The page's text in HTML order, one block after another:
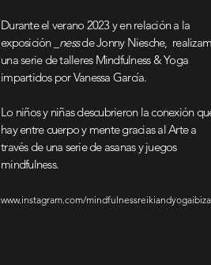
Durante el verano 2023 y en relación a la
exposición _nessde Jonny Niesche,
una serie de talleres Mindfulness & Yoga
impartidos por Vanessa García.
Lo niños y niñas descubrieron la conexión
hay entre cuerpo y mente gracias al Arte a
través de una serie de asanas y juegos
mindfulness.
www.instagram.com/